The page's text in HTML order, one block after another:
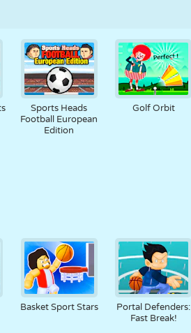
Sports Heads
Football European
Edition
Golf Orbit
Basket Sport Stars
Portal Defenders:
Fast Break!